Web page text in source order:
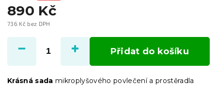
890 Kč
736 Kč bez DPH
cena:
Přidat do košíku
Krásná sada mikroplyšového povlečení a prostěradla